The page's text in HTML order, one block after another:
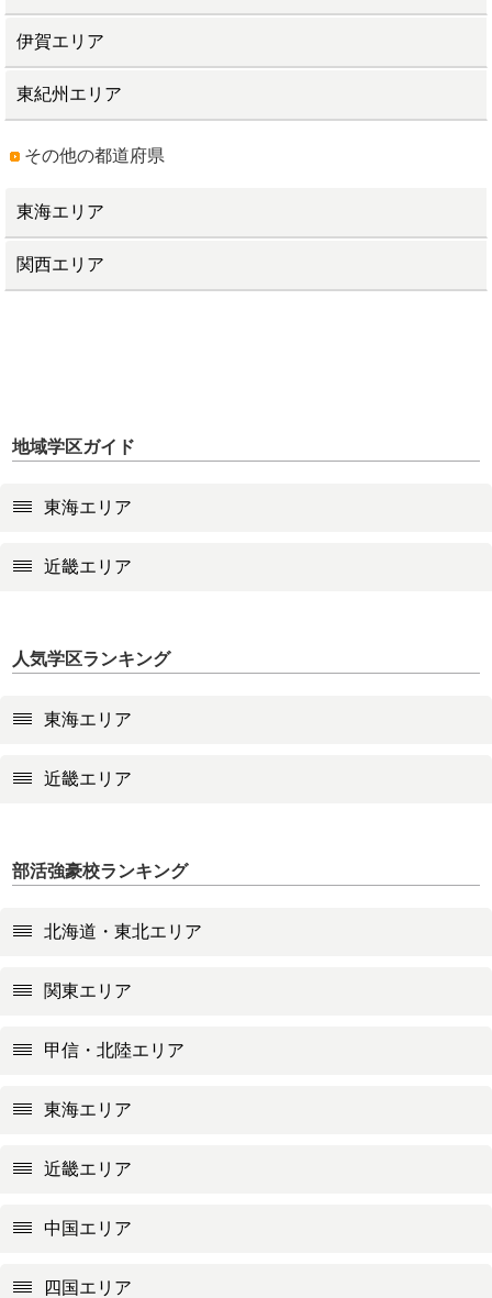
伊賀エリア
東紀州エリア
その他の都道府県
東海エリア
関西エリア
地域学区ガイド
東海エリア
近畿エリア
人気学区ランキング
東海エリア
近畿エリア
部活強豪校ランキング
北海道・東北エリア
関東エリア
甲信・北陸エリア
東海エリア
近畿エリア
中国エリア
四国エリア